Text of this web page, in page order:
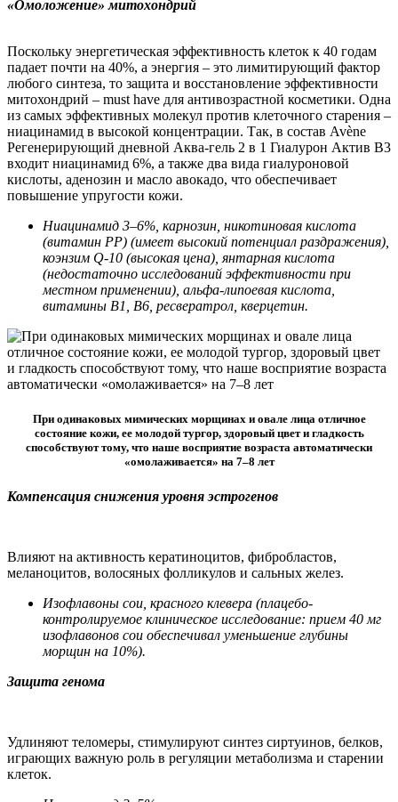
«Омоложение» митохондрий
Поскольку энергетическая эффективность клеток к 40 годам
падает почти на 40%, а энергия – это лимитирующий фактор
любого синтеза, то защита и восстановление эффективности
митохондрий – must have для антивозрастной косметики. Одна
из самых эффективных молекул против клеточного старения –
ниацинамид в высокой концентрации. Так, в состав Avène
Регенерирующий дневной Аква-гель 2 в 1 Гиалурон Актив В3
входит ниацинамид 6%, а также два вида гиалуроновой
кислоты, аденозин и масло авокадо, что обеспечивает
повышение упругости кожи.
Ниацинамид 3–6%, карнозин, никотиновая кислота
(витамин РР) (имеет высокий потенциал раздражения),
коэнзим Q-10 (высокая цена), янтарная кислота
(недостаточно исследований эффективности при
местном применении), альфа-липоевая кислота,
витамины B1, B6, ресвератрол, кверцетин.
При одинаковых мимических морщинах и овале лица отличное
состояние кожи, ее молодой тургор, здоровый цвет и гладкость
способствуют тому, что наше восприятие возраста автоматически
«омолаживается» на 7–8 лет
Компенсация снижения уровня эстрогенов
Влияют на активность кератиноцитов, фибробластов,
меланоцитов, волосяных фолликулов и сальных желез.
Изофлавоны сои, красного клевера (плацебо-
контролируемое клиническое исследование: прием 40 мг
изофлавонов сои обеспечивал уменьшение глубины
морщин на 10%).
Защита генома
Удлиняют теломеры, стимулируют синтез сиртуинов, белков,
играющих важную роль в регуляции метаболизма и старении
клеток.